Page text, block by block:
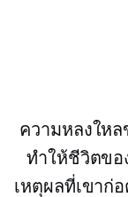
ความหลงให
ทำให้ชีวิตข
เหตุผลที่เขาก่อ